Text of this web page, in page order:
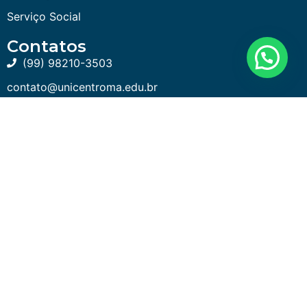
Serviço Social
Contatos
(99) 98210-3503
contato@unicentroma.edu.br